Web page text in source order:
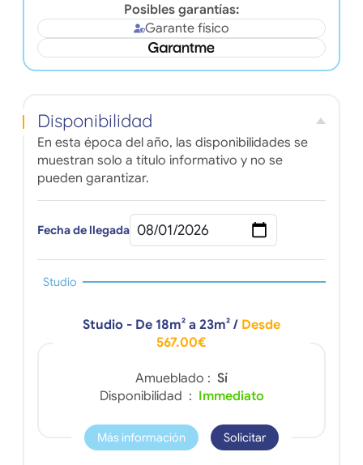
Posibles garantías:
Garante físico
Disponibilidad
En esta época del año, las disponibilidades se
muestran solo a título informativo y no se
pueden garantizar.
Fecha de llegada
Studio
Studio - De 18m² a 23m² / Desde
567.00€
Amueblado : Sí
Disponibilidad : Immediato
Más información Solicitar